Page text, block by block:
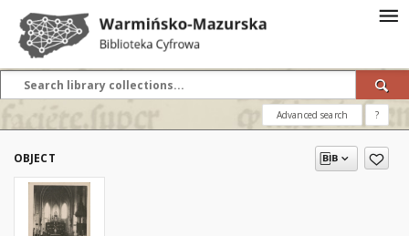
Advanced search ?
OBJECT